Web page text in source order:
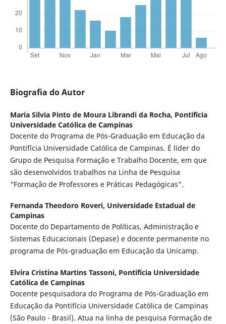
Biografia do Autor
Maria Silvia Pinto de Moura Librandi da Rocha, Pontifícia
Universidade Católica de Campinas
Docente do Programa de Pós-Graduação em Educação da
Pontifícia Universidade Católica de Campinas. É líder do
Grupo de Pesquisa Formação e Trabalho Docente, em que
são desenvolvidos trabalhos na Linha de Pesquisa
"Formação de Professores e Práticas Pedagógicas".
Fernanda Theodoro Roveri, Universidade Estadual de
Campinas
Docente do Departamento de Políticas, Administração e
Sistemas Educacionais (Depase) e docente permanente no
programa de Pós-graduação em Educação da Unicamp.
Elvira Cristina Martins Tassoni, Pontifícia Universidade
Católica de Campinas
Docente pesquisadora do Programa de Pós-Graduação em
Educação da Pontifícia Universidade Católica de Campinas
(São Paulo - Brasil). Atua na linha de pesquisa Formação de